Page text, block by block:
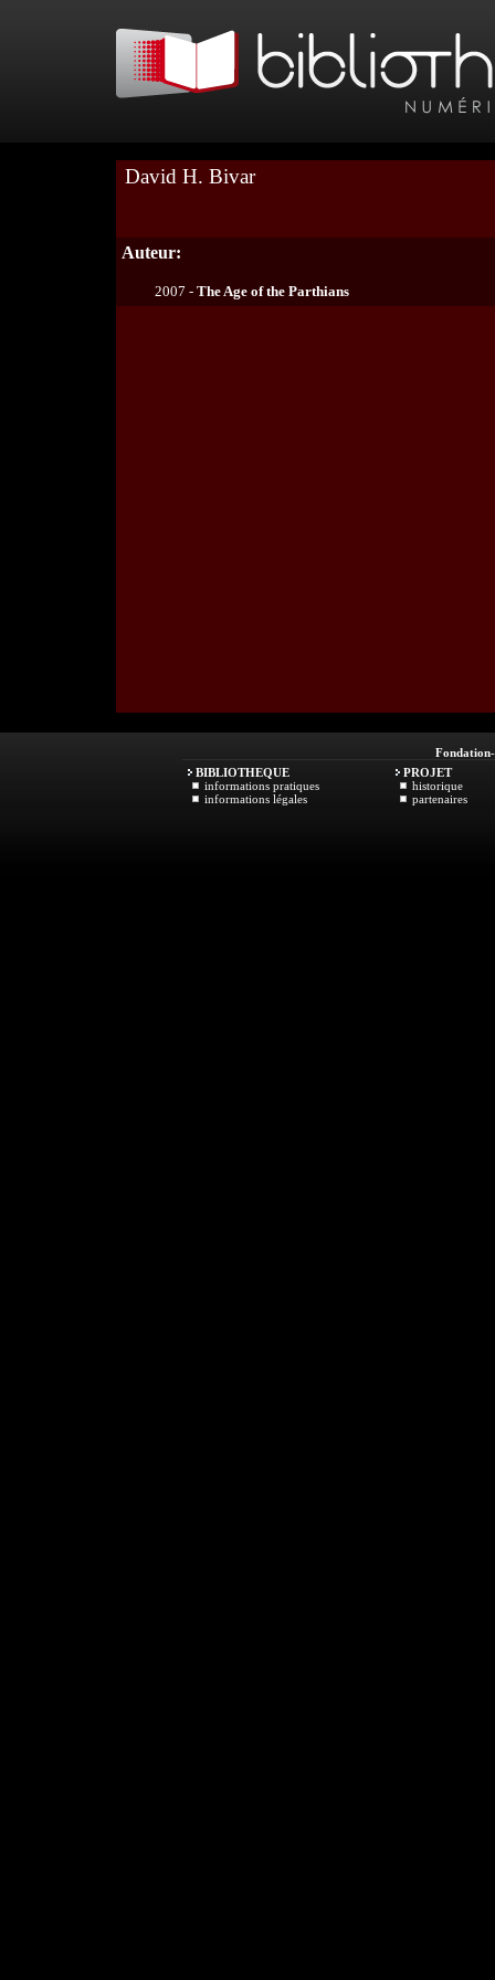
David H. Bivar
Auteur:
2007 - The Age of the Parthians
Fondation
BIBLIOTHEQUE
informations pratiques
informations légales
PROJET
historique
partenaires